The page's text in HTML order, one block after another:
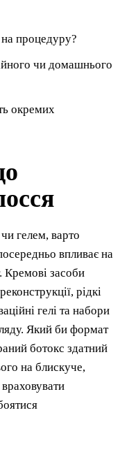
на процедуру?
чи домашнього
окремих
гелем, варто
впливає на
Кремові засоби
рідкі
гелі та набори
Який би формат
ботокс здатний
на блискуче,